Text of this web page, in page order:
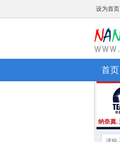
设为首页
首页